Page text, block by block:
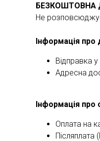
БЕЗКОШТОВНА
Не
Інформація про
Відправка у
Адресна
Інформація про
Оплата на
Післяплата